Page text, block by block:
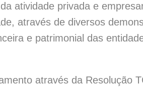
atividade privada e
através de diversos
e patrimonial das
através da Resolução